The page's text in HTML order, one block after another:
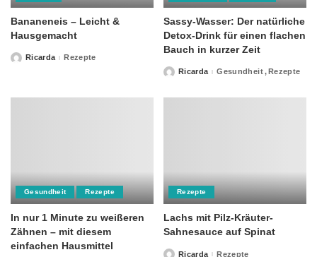
Bananeneis – Leicht &
Hausgemacht
PostedRicarda Rezepte
Sassy-Wasser: Der natürliche
Detox-Drink für einen flachen
Bauch in kurzer Zeit
PostedRicarda Gesundheit Rezepte
Gesundheit Rezepte
In nur 1 Minute zu weißeren
Zähnen – mit diesem
einfachen Hausmittel
Rezepte
Lachs mit Pilz-Kräuter-
Sahnesauce auf Spinat
Ricarda Rezepte